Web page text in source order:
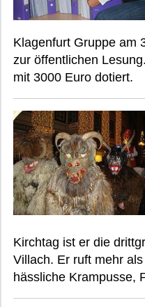
Klagenfurt Gruppe am
zur öffentlichen
mit 3000 Euro dotiert.
Kirchtag ist er die
Villach. Er ruft mehr
hässliche Krampusse,